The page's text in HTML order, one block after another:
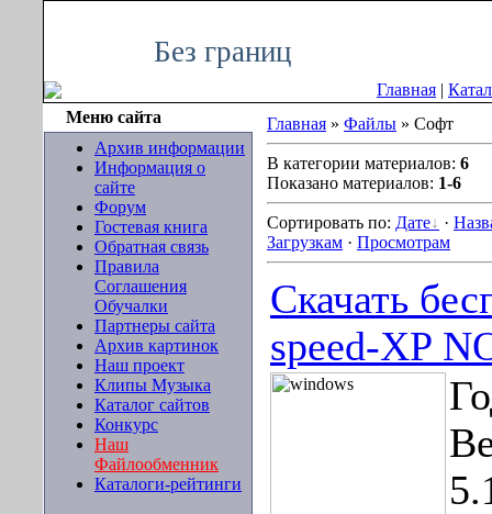
Без границ
Главная |
Меню сайта
Архив информации
Информация о
сайте
Форум
Гостевая книга
Обратная связь
Правила
Соглашения
Обучалки
Партнеры сайта
Архив картинок
Наш проект
Клипы Музыка
Каталог сайтов
Конкурс
Наш
Файлообменник
Каталоги-рейтинги
Главная » Файлы » Софт
В категории материалов: 6
Показано материалов: 1-6
Сортировать по: Дате ·
Загрузкам · Просмотрам
Скачать
speed-XP